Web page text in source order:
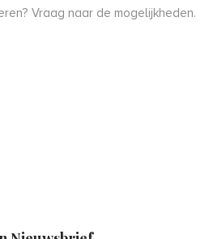
Vraag naar de mogelijkheden.